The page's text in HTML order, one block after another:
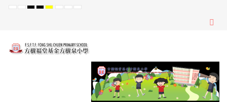
DefaultNightHighHighHighSet Set Set